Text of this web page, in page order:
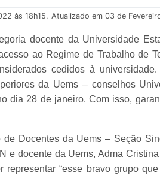
às 18h15. Atualizado em 03 de
docente da Universidade
ao Regime de Trabalho de
cedidos à
da Uems – conselhos
dia 28 de janeiro. Com isso,
de Docentes da Uems – Seção
e docente da Uems, Adma
representar “esse bravo grupo